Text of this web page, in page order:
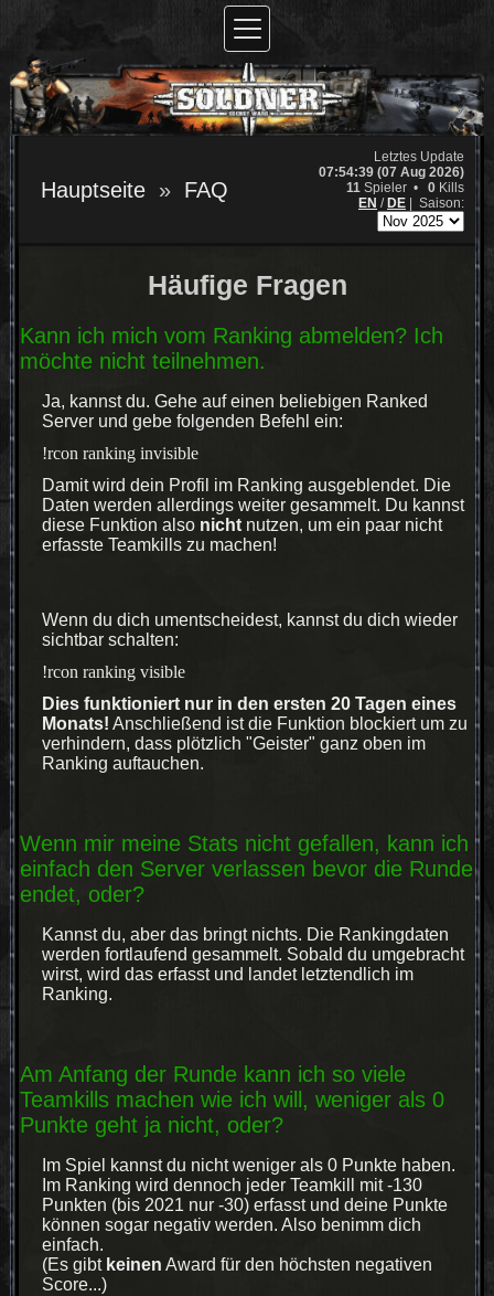
Hauptseite FAQ
Letztes Update
07:54:39 (07 Aug 2026)
11 Spieler • 0 Kills
EN /DE | Saison:
Häufige Fragen
Kann ich mich vom Ranking abmelden? Ich
möchte nicht teilnehmen.
Ja, kannst du. Gehe auf einen beliebigen Ranked
Server und gebe folgenden Befehl ein:
!rcon ranking invisible
Damit wird dein Profil im Ranking ausgeblendet. Die
Daten werden allerdings weiter gesammelt. Du kannst
diese Funktion also nichtnutzen, um ein paar nicht
erfasste Teamkills zu machen!
Wenn du dich umentscheidest, kannst du dich wieder
sichtbar schalten:
!rcon ranking visible
Dies funktioniert nur in den ersten 20 Tagen eines
Monats! Anschließend ist die Funktion blockiert um zu
verhindern, dass plötzlich "Geister" ganz oben im
Ranking auftauchen.
Wenn mir meine Stats nicht gefallen, kann ich
einfach den Server verlassen bevor die Runde
endet, oder?
Kannst du, aber das bringt nichts. Die Rankingdaten
werden fortlaufend gesammelt. Sobald du umgebracht
wirst, wird das erfasst und landet letztendlich im
Ranking.
Am Anfang der Runde kann ich so viele
Teamkills machen wie ich will, weniger als 0
Punkte geht ja nicht, oder?
Im Spiel kannst du nicht weniger als 0 Punkte haben.
Im Ranking wird dennoch jeder Teamkill mit -130
Punkten (bis 2021 nur -30) erfasst und deine Punkte
können sogar negativ werden. Also benimm dich
einfach.
(Es gibt keinen Award für den höchsten negativen
Score...)